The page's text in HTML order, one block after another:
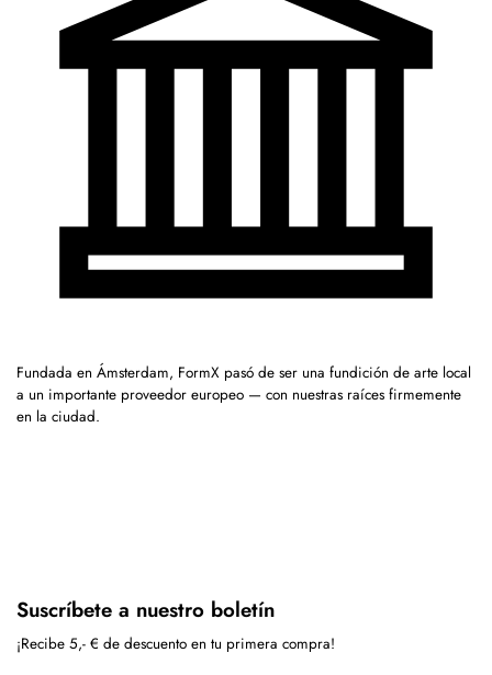
Fundada en Ámsterdam, FormX pasó de ser una fundición de arte local
a un importante proveedor europeo — con nuestras raíces firmemente
en la ciudad.
Suscríbete a nuestro boletín
¡Recibe 5,- € de descuento en tu primera compra!